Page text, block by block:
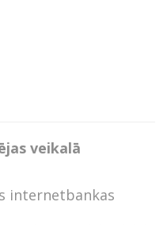
veikalā
internetbankas